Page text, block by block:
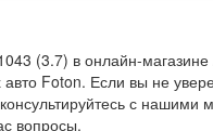
(3.7) в онлайн-
Foton. Если вы не
с нашими
вопросы.